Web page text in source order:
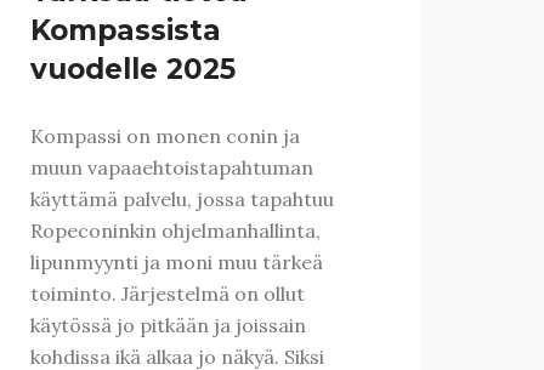
Kompassista
vuodelle 2025
Kompassi on monen conin ja
muun vapaaehtoistapahtuman
käyttämä palvelu, jossa tapahtuu
Ropeconinkin ohjelmanhallinta,
lipunmyynti ja moni muu tärkeä
toiminto. Järjestelmä on ollut
käytössä jo pitkään ja joissain
kohdissa ikä alkaa jo näkyä. Siksi